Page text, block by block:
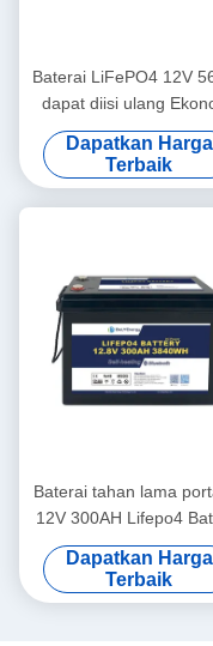
Baterai LiFePO4 12V
dapat diisi ulang
5000 Siklus 12v
Baterai Paket
Dapatkan Harga
Terbaik
Baterai tahan lama
12V 300AH Lifepo4
Baru Kelas A Sel
siklus panjang
Dapatkan Harga
Terbaik